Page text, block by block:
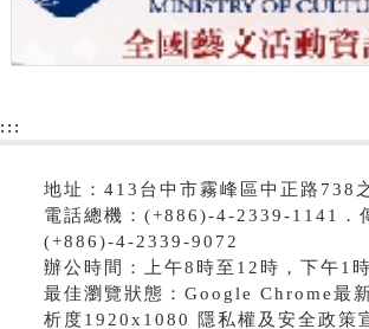
:::
地址：413台中市霧峰區中正路738
電話總機：(+886)-4-2339-1141．
(+886)-4-2339-9072
辦公時間：上午8時至12時，下午1
最佳瀏覽狀態：Google Chrome最
析度1920x1080 隱私權及安全政策